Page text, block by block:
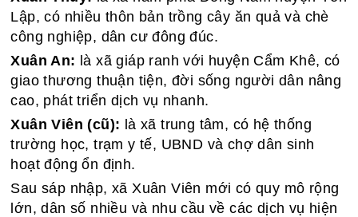
Lập, có nhiều thôn bản trồng cây ăn quả và chè
công nghiệp, dân cư đông đúc.
Xuân An: là xã giáp ranh với huyện Cẩm Khê, có
giao thương thuận tiện, đời sống người dân nâng
cao, phát triển dịch vụ nhanh.
Xuân Viên (cũ): là xã trung tâm, có hệ thống
trường học, trạm y tế, UBND và chợ dân sinh
hoạt động ổn định.
Sau sáp nhập, xã Xuân Viên mới có quy mô rộng
lớn, dân số nhiều và nhu cầu về các dịch vụ hiện